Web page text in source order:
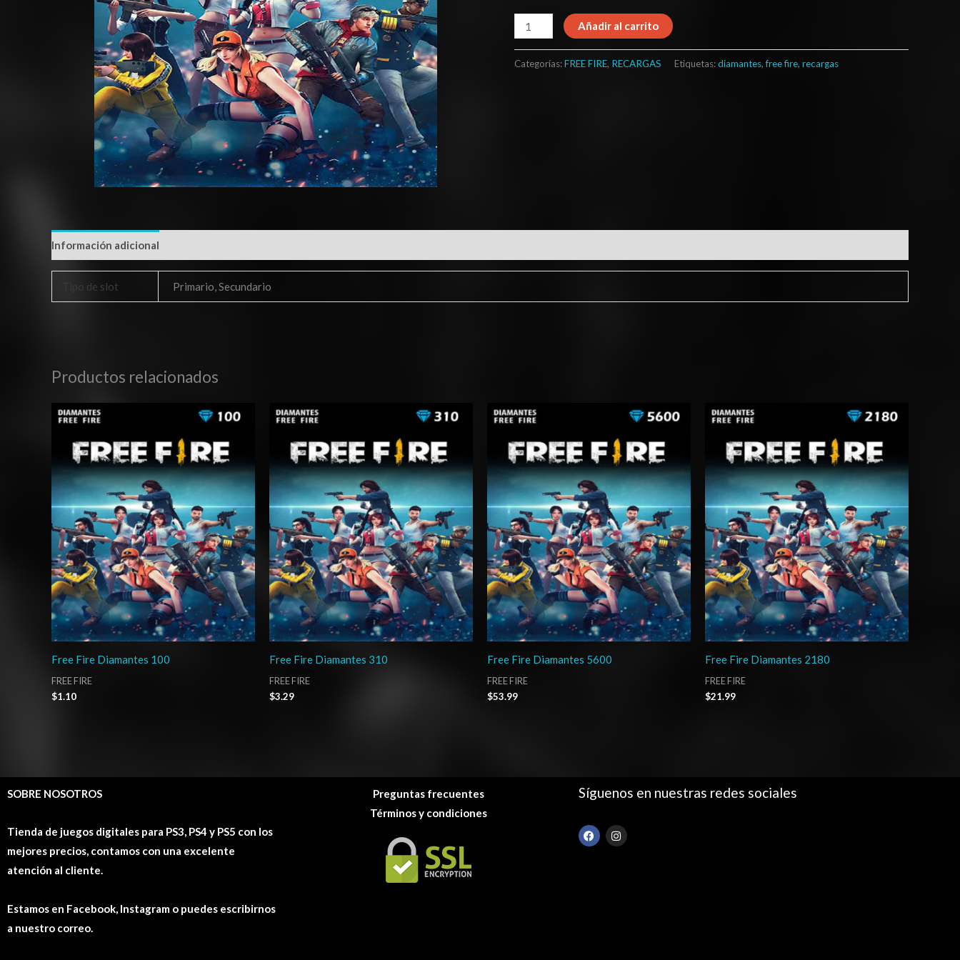
Añadir al carrito
Categorías:FREE FIRE, RECARGAS Etiquetas:diamantes,free fire, recargas
Información adicional
Tipo de slot Primario, Secundario
Productos relacionados
Free Fire Diamantes 100
FREE FIRE
$1.10
Free Fire Diamantes 310
FREE FIRE
$3.29
Free Fire Diamantes 5600
FREE FIRE
$53.99
Free Fire Diamantes 2180
FREE FIRE
$21.99
SOBRE NOSOTROS
Tienda de juegos digitales para PS3, PS4 y PS5 con los
mejores precios, contamos con una excelente
atención al cliente.
Estamos en Facebook, Instagram o puedes escribirnos
a nuestro correo.
Preguntas frecuentes
Términos y condiciones
Síguenos en nuestras redes sociales
F
a
I
n